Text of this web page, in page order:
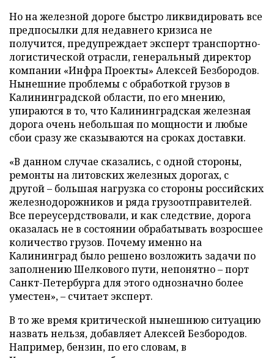
Но на железной дороге быстро ликвидировать все
предпосылки для недавнего кризиса не
получится, предупреждает эксперт транспортно-
логистической отрасли, генеральный директор
компании «Инфра Проекты» Алексей Безбородов.
Нынешние проблемы с обработкой грузов в
Калининградской области, по его мнению,
упираются в то, что Калининградская железная
дорога очень небольшая по мощности и любые
сбои сразу же сказываются на сроках доставки.
«В данном случае сказались, с одной стороны,
ремонты на литовских железных дорогах, с
другой – большая нагрузка со стороны российских
железнодорожников и ряда грузоотправителей.
Все переусердствовали, и как следствие, дорога
оказалась не в состоянии обрабатывать возросшее
количество грузов. Почему именно на
Калининград было решено возложить задачи по
заполнению Шелкового пути, непонятно – порт
Санкт-Петербурга для этого однозначно более
уместен», – считает эксперт.
В то же время критической нынешнюю ситуацию
назвать нельзя, добавляет Алексей Безбородов.
Например, бензин, по его словам, в